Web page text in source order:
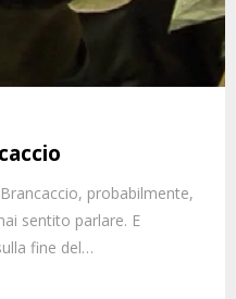
probabilmente,
sentito parlare. E
fine del…